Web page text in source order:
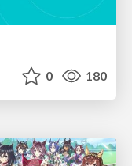
0 180